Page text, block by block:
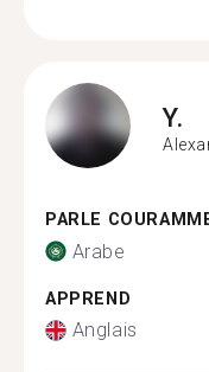
Y.
PARLE
Arabe
APPREND
Anglais